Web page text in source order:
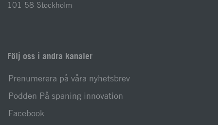
101 58 Stockholm
Följ oss i andra kanaler
Prenumerera på våra nyhetsbrev
Podden På spaning innovation
Facebook